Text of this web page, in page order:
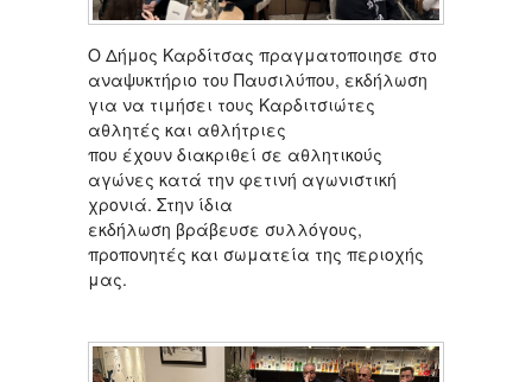
Ο Δήμος Καρδίτσας πραγματοποιησε στο
αναψυκτήριο του Παυσιλύπου, εκδήλωση
για να τιμήσει τους Καρδιτσιώτες
αθλητές και αθλήτριες
που έχουν διακριθεί σε αθλητικούς
αγώνες κατά την φετινή αγωνιστική
χρονιά. Στην ίδια
εκδήλωση βράβευσε συλλόγους,
προπονητές και σωματεία της περιοχής
μας.